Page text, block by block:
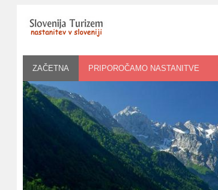
ZAČETNA PRIPOROČAMO NASTANITVE